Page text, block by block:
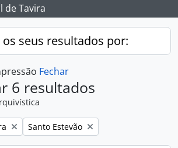
de Tavira
seus resultados por:
Fechar
6 resultados
Remover filtro:
Santo Estevão